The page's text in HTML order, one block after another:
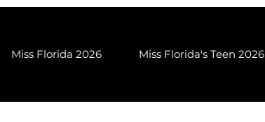
Miss Florida 2026 Miss Florida's Teen 2026